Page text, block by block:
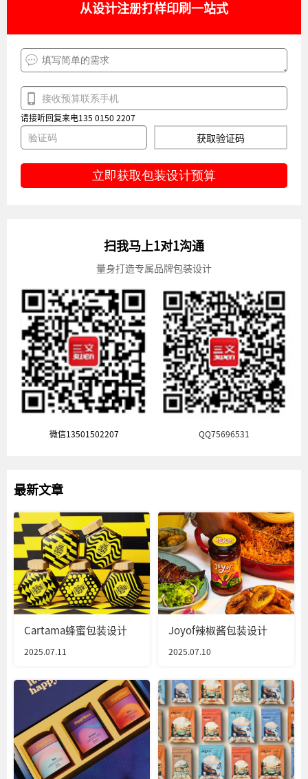
从设计注册打样印刷一站式
请接听回复来电135 0150 2207
获取验证码
立即获取包装设计预算
扫我马上1对1沟通
量身打造专属品牌包装设计
微信13501502207 QQ75696531
最新文章
Cartama蜂蜜包装设计
2025.07.11
Joyof辣椒酱包装设计
2025.07.10